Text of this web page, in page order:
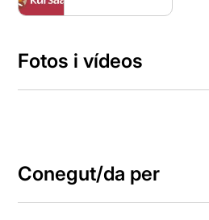
Fotos i vídeos
Conegut/da per